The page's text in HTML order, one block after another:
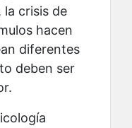
la crisis de
hacen
diferentes
deben ser